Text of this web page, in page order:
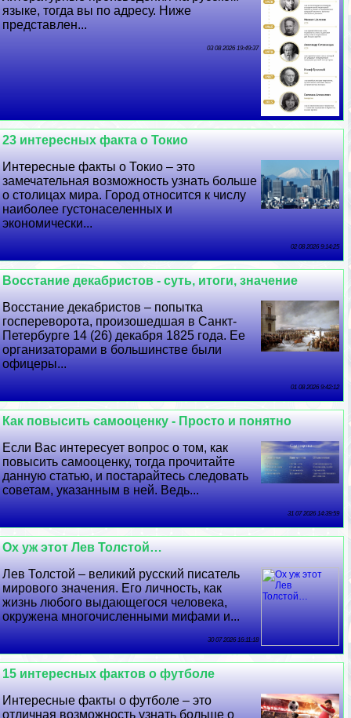
языке, тогда вы по адресу. Ниже
представлен...
03 08 2026 19:49:37
23 интересных факта о Токио
Интересные факты о Токио – это
замечательная возможность узнать больше
о столицах мира. Город относится к числу
наиболее густонаселенных и
экономически...
02 08 2026 9:14:25
Восстание декабристов - суть, итоги, значение
Восстание декабристов – попытка
госпереворота, произошедшая в Санкт-
Петербурге 14 (26) декабря 1825 года. Ее
организаторами в большинстве были
офицеры...
01 08 2026 9:42:12
Как повысить самооценку - Просто и понятно
Если Вас интересует вопрос о том, как
повысить самооценку, тогда прочитайте
данную статью, и постарайтесь следовать
советам, указанным в ней. Ведь...
31 07 2026 14:39:59
Ох уж этот Лев Толстой…
Лев Толстой – великий русский писатель
мирового значения. Его личность, как
жизнь любого выдающегося человека,
окружена многочисленными мифами и...
30 07 2026 16:11:18
15 интересных фактов о футболе
Интересные факты о футболе – это
отличная возможность узнать больше о